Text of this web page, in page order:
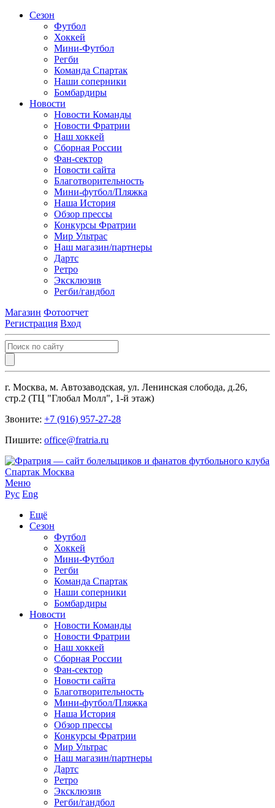
Сезон
Футбол
Хоккей
Мини-Футбол
Регби
Команда Спартак
Наши соперники
Бомбардиры
Новости
Новости Команды
Новости Фратрии
Наш хоккей
Сборная России
Фан-cектор
Новости сайта
Благотворительность
Мини-футбол/Пляжка
Наша История
Обзор прессы
Конкурсы Фратрии
Мир Ультрас
Наш магазин/партнеры
Дартс
Ретро
Эксклюзив
Регби/гандбол
Магазин Фотоотчет
Регистрация Вход
г. Москва, м. Автозаводская, ул. Ленинская слобода, д.26,
стр.2 (ТЦ "Глобал Молл", 1-й этаж)
Звоните: +7 (916) 957-27-28
Пишите: office@fratria.ru
Меню
Рус Eng
Ещё
Сезон
Футбол
Хоккей
Мини-Футбол
Регби
Команда Спартак
Наши соперники
Бомбардиры
Новости
Новости Команды
Новости Фратрии
Наш хоккей
Сборная России
Фан-cектор
Новости сайта
Благотворительность
Мини-футбол/Пляжка
Наша История
Обзор прессы
Конкурсы Фратрии
Мир Ультрас
Наш магазин/партнеры
Дартс
Ретро
Эксклюзив
Регби/гандбол